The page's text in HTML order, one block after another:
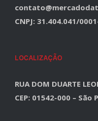
CNPJ: 31.404.041/
LOCALIZAÇÃO
RUA DOM DUARTE
CEP: 01542-000 – São